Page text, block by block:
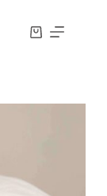
購